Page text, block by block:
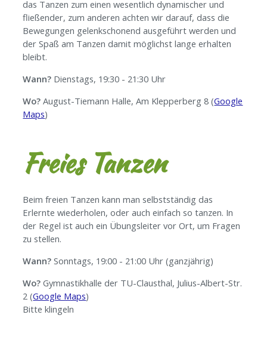
das Tanzen zum einen wesentlich dynamischer und
fließender, zum anderen achten wir darauf, dass die
Bewegungen gelenkschonend ausgeführt werden und
der Spaß am Tanzen damit möglichst lange erhalten
bleibt.
Wann? Dienstags, 19:30 - 21:30 Uhr
Wo? August-Tiemann Halle, Am Klepperberg 8 (Google
Maps)
Freies Tanzen
Beim freien Tanzen kann man selbstständig das
Erlernte wiederholen, oder auch einfach so tanzen. In
der Regel ist auch ein Übungsleiter vor Ort, um Fragen
zu stellen.
Wann? Sonntags, 19:00 - 21:00 Uhr (ganzjährig)
Wo? Gymnastikhalle der TU-Clausthal, Julius-Albert-Str.
2 (Google Maps)
Bitte klingeln